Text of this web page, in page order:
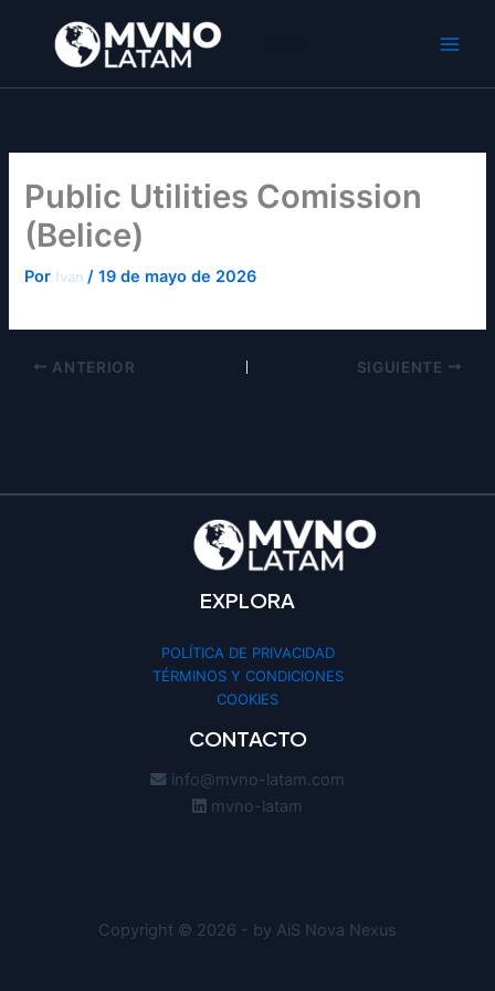
contenido
Public Utilities Comission
(Belice)
Por Ivan/19 de mayo de 2026
ANTERIOR SIGUIENTE
EXPLORA
POLÍTICA DE PRIVACIDAD
TÉRMINOS Y CONDICIONES
COOKIES
CONTACTO
info@mvno-latam.com
mvno-latam
Copyright © 2026 - by AiS Nova Nexus